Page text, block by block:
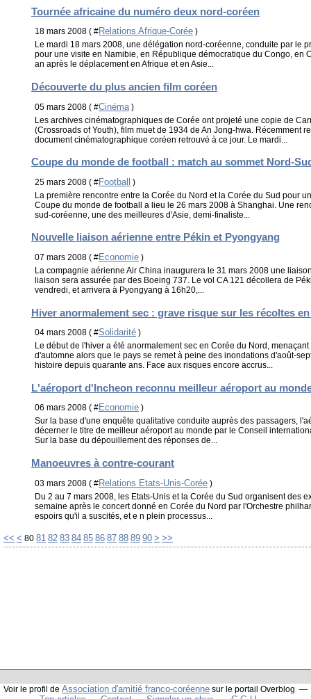
Tournée africaine du numéro deux nord-coréen
18 mars 2008 ( #Relations Afrique-Corée )
Le mardi 18 mars 2008, une délégation nord-coréenne, conduite par le
pour une visite en Namibie, en République démocratique du Congo, en
an après le déplacement en Afrique et en Asie...
Découverte du plus ancien film coréen
05 mars 2008 ( #Cinéma )
Les archives cinématographiques de Corée ont projeté une copie de
(Crossroads of Youth), film muet de 1934 de An Jong-hwa. Récemment
document cinématographique coréen retrouvé à ce jour. Le mardi...
Coupe du monde de football : match au sommet Nord-
25 mars 2008 ( #Football
)
La première rencontre entre la Corée du Nord et la Corée du Sud pour
Coupe du monde de football a lieu le 26 mars 2008 à Shanghai. Une
sud-coréenne, une des meilleures d'Asie, demi-finaliste...
Nouvelle liaison aérienne entre Pékin et Pyongyang
07 mars 2008 ( #Economie )
La compagnie aérienne Air China inaugurera le 31 mars 2008 une
liaison sera assurée par des Boeing 737. Le vol CA 121 décollera de
vendredi, et arrivera à Pyongyang à 16h20,...
Hiver anormalement sec : grave risque sur les récoltes
04 mars 2008 ( #Solidarité )
Le début de l'hiver a été anormalement sec en Corée du Nord,
d'automne alors que le pays se remet à peine des inondations d'août-
histoire depuis quarante ans. Face aux risques encore accrus...
L'aéroport d'Incheon reconnu meilleur aéroport au
06 mars 2008 ( #Economie )
Sur la base d'une enquête qualitative conduite auprès des passagers,
décerner le titre de meilleur aéroport au monde par le Conseil
Sur la base du dépouillement des réponses de...
Manoeuvres à contre-courant
03 mars 2008 ( #Relations Etats-Unis-Corée )
Du 2 au 7 mars 2008, les Etats-Unis et la Corée du Sud organisent des
semaine après le concert donné en Corée du Nord par l'Orchestre
espoirs qu'il a suscités, et e n plein processus...
<< < 10
20
30
40
50
60
70
80 81 82 83 84 85 86 87 88 89 90 > >>
Voir le profil de Association d'amitié franco-coréenne sur le portail Overblog